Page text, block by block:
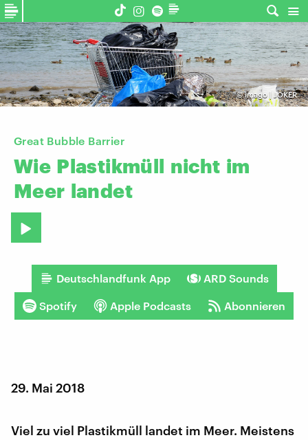
©imago | JOKER
Great Bubble Barrier
Wie Plastikmüll nicht im
Meer landet
Deutschlandfunk App ARD Sounds
Spotify Apple Podcasts Abonnieren
29. Mai 2018
Viel zu viel Plastikmüll landet im Meer. Meistens